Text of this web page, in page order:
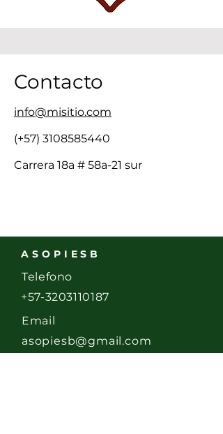
Contacto
info@misitio.com
(+57) 3108585440
Carrera 18a # 58a-21 sur
ASOPIESB
Telefono
+57-3203110187
Email
asopiesb@gmail.com